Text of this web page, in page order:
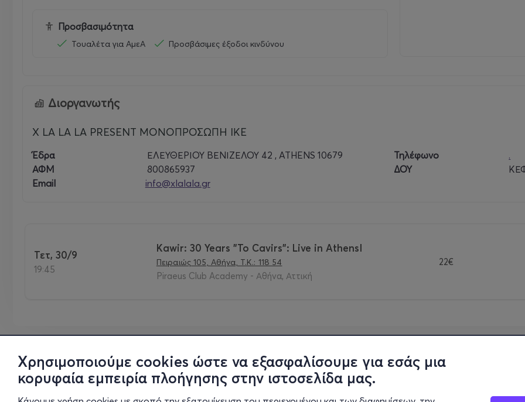
Χρησιμοποιούμε cookies ώστε να εξασφαλίσουμε για εσάς μια
κορυφαία εμπειρία πλοήγησης στην ιστοσελίδα μας.
Piraeus Club Academy (Πειραιώς 105)
Προπώληση: 22€
Ταμείο: 25€
Με δεδομένο το πρόσφατο sold out της μπάντας στην Αθήνα και το γεγονός πως τα εισιτήρια και για τις δύο
παρευρεθούν συνιστάται να προμηθευτούν έγκαιρα το δικό τους μέσω της προπώλησης καθώς αναμένεται να
Προσβασιμότητα
Τουαλέτα για ΑμεΑ Προσβάσιμες έξοδοι κινδύνου
Διοργανωτής
X LA LA LA PRESENT ΜΟΝΟΠΡΟΣΩΠΗ ΙΚΕ
Έδρα ΕΛΕΥΘΕΡΙΟΥ ΒΕΝΙΖΕΛΟΥ 42 , ATHENS 10679 Τηλέφωνο
.
ΑΦΜ
800865937 ΔΟΥ
Email
info@xlalala.gr
Τετ, 30/9
19:45
Kawir: 30 Years "To Cavirs": Live in AthensI
Πειραιώς 105, Αθήνα, Τ.Κ.: 118 54
Piraeus Club Academy - Αθήνα, Αττική
22€